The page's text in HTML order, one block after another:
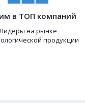
в ТОП компаний
на рынке
продукции